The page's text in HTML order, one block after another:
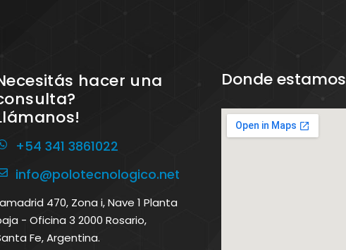
hacer una
+54 341 3861022
info@polotecnologico.net
470, Zona i, Nave 1 Planta
- Oficina 3 2000 Rosario,
Fe, Argentina.
Donde estamos